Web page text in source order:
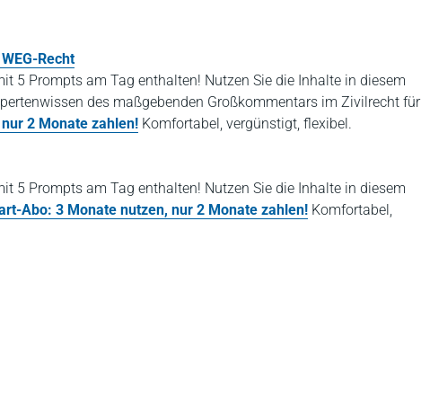
Recht
5 Prompts am Tag enthalten! Nutzen Sie die Inhalte in diesem
des maßgebenden Großkommentars im Zivilrecht für
2 Monate zahlen! Komfortabel, vergünstigt, flexibel.
5 Prompts am Tag enthalten! Nutzen Sie die Inhalte in diesem
Abo: 3 Monate nutzen, nur 2 Monate zahlen! Komfortabel,